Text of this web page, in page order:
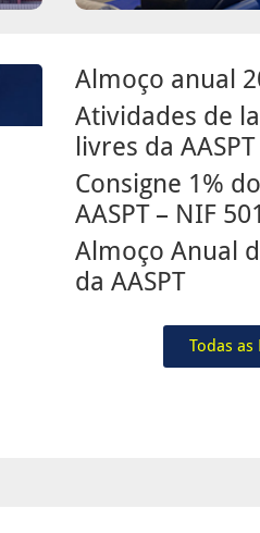
Almoço anual
Atividades de
livres da AASPT
Consigne 1%
AASPT – NIF
Almoço Anual
da AASPT
Todas as